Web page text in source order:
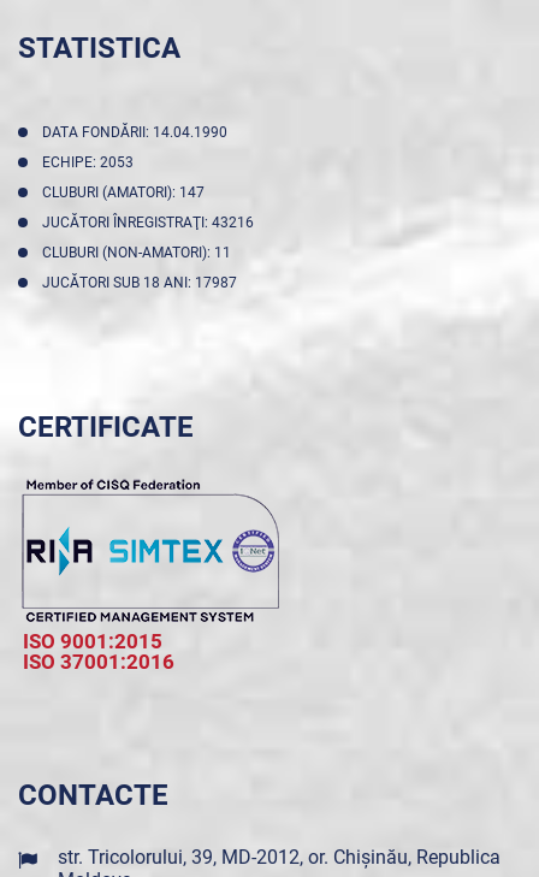
STATISTICA
DATA FONDĂRII: 14.04.1990
ECHIPE: 2053
CLUBURI (AMATORI): 147
JUCĂTORI ÎNREGISTRAŢI: 43216
CLUBURI (NON-AMATORI): 11
JUCĂTORI SUB 18 ANI: 17987
CERTIFICATE
ISO 9001:2015
ISO 37001:2016
CONTACTE
str. Tricolorului, 39, MD-2012, or. Chișinău, Republica